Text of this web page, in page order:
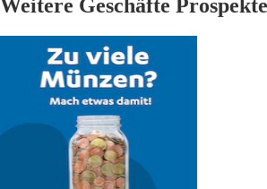
Weitere Geschäfte